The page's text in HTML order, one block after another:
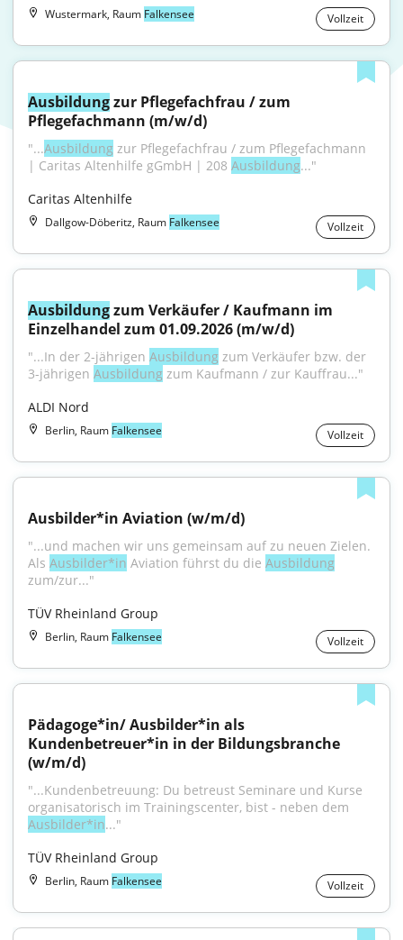
Wustermark, Raum Falkensee Vollzeit
Ausbildung zur Pflegefachfrau / zum
Pflegefachmann (m/w/d)
"...Ausbildung zur Pflegefachfrau / zum Pflegefachmann
| Caritas Altenhilfe gGmbH | 208 Ausbildung..."
Caritas Altenhilfe
Dallgow-Döberitz, Raum Falkensee Vollzeit
Ausbildung zum Verkäufer / Kaufmann im
Einzelhandel zum 01.09.2026 (m/w/d)
"...In der 2-jährigen Ausbildung zum Verkäufer bzw. der
3-jährigen Ausbildung zum Kaufmann / zur Kauffrau..."
ALDI Nord
Berlin, Raum Falkensee Vollzeit
Ausbilder*in Aviation (w/m/d)
"...und machen wir uns gemeinsam auf zu neuen Zielen.
Als Ausbilder*in Aviation führst du die Ausbildung
zum/zur..."
TÜV Rheinland Group
Berlin, Raum Falkensee Vollzeit
Pädagoge*in/ Ausbilder*in als
Kundenbetreuer*in in der Bildungsbranche
(w/m/d)
"...Kundenbetreuung: Du betreust Seminare und Kurse
Ausbilder*in..."
TÜV Rheinland Group
Berlin, Raum Falkensee Vollzeit